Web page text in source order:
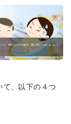
、以下の４つ